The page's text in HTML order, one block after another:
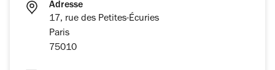
Adresse
17, rue des Petites-Écuries
Paris
75010